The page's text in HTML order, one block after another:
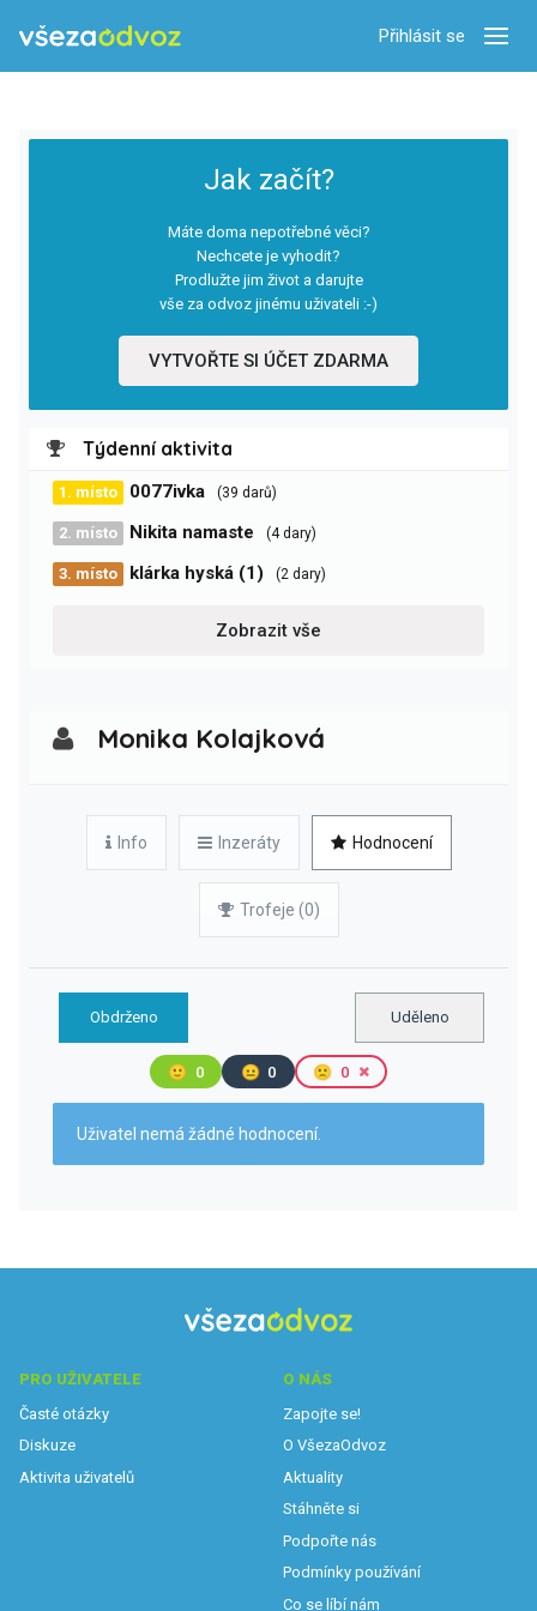
Přihlásit se
Jak začít?
Máte doma nepotřebné věci?
Nechcete je vyhodit?
Prodlužte jim život a darujte
vše za odvoz jinému uživateli :-)
VYTVOŘTE SI ÚČET ZDARMA
Týdenní aktivita
1. místo 0077ivka (39 darů)
2. místo Nikita namaste (4 dary)
3. místo klárka hyská (1) (2 dary)
Zobrazit vše
Monika Kolajková
Info Inzeráty Hodnocení
Trofeje (0)
Obdrženo Uděleno
🙂 0 😐 0 🙁 0
Uživatel nemá žádné hodnocení.
PRO UŽIVATELE
Časté otázky
Diskuze
Aktivita uživatelů
O NÁS
Zapojte se!
O VšezaOdvoz
Aktuality
Stáhněte si
Podpořte nás
Podmínky používání
Co se líbí nám